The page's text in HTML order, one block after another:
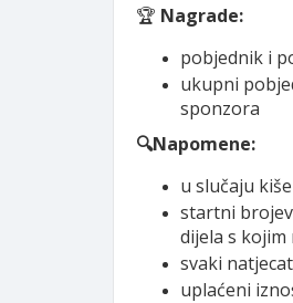
🏆 Nagrade:
pobjednik i
ukupni
sponzora
u slučaju
startni
dijela s
svaki
uplaćeni